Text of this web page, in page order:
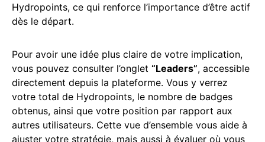
Hydropoints, ce qui renforce l’importance d’être actif
dès le départ.
Pour avoir une idée plus claire de votre implication,
vous pouvez consulter l’onglet “Leaders”, accessible
directement depuis la plateforme. Vous y verrez
votre total de Hydropoints, le nombre de badges
obtenus, ainsi que votre position par rapport aux
autres utilisateurs. Cette vue d’ensemble vous aide à
ajuster votre stratégie, mais aussi à évaluer où vous